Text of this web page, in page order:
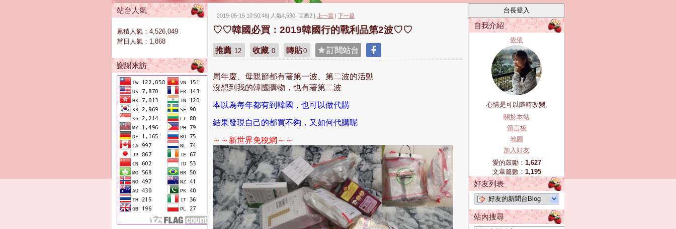
2019-05-15 10:50:48| 人氣4,530| 回應2 | 上一篇 | 下一篇
♡♡韓國必買：2019韓國行的戰利品第2波♡♡
推薦 12 收藏 0 轉貼0 訂閱站台
周年慶、母親節都有著第一波、第二波的活動
沒想到我的韓國購物，也有著第二波
本以為每年都有到韓國，也可以做代購
結果發現自己的都買不夠，又如何代購呢
～～ 新世界免稅網 ～～
自我介紹
依依
心情是可以隨時改變,
關於本站
留言板
地圖
加入好友
愛的鼓勵： 1,627
文章篇數： 1,195
好友列表
好友的新聞台Blog
站內搜尋
站台人氣
累積人氣： 4,526,049
當日人氣： 1,868
謝謝來訪